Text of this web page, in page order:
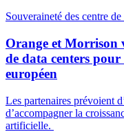
Souveraineté des centre de
Orange et Morrison
de data centers
européen
Les partenaires prévoient
d’accompagner la
artificielle.